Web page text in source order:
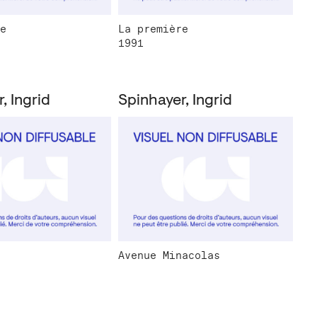
La première
1991
Ingrid Spinhayer, Ingrid
Avenue Minacolas